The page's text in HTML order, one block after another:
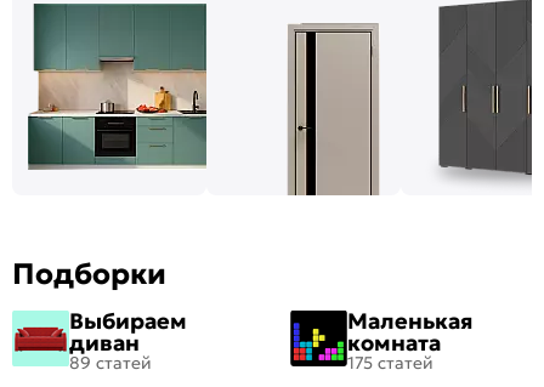
Подборки
Выбираем
диван
89 статей
Маленькая
комната
175 статей